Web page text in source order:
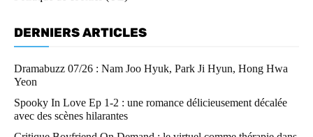
DERNIERS ARTICLES
Dramabuzz 07/26 : Nam Joo Hyuk, Park Ji Hyun, Hong Hwa
Yeon
Spooky In Love Ep 1-2 : une romance délicieusement décalée
avec des scènes hilarantes